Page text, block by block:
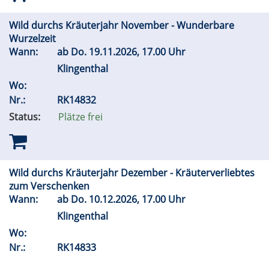
Wild durchs Kräuterjahr November - Wunderbare
Wurzelzeit
Wann:
ab Do. 19.11.2026, 17.00 Uhr
Klingenthal
Wo:
Nr.:
RK14832
Status:
Plätze frei
Wild durchs Kräuterjahr Dezember - Kräuterverliebtes
zum Verschenken
Wann:
ab Do. 10.12.2026, 17.00 Uhr
Klingenthal
Wo:
Nr.:
RK14833